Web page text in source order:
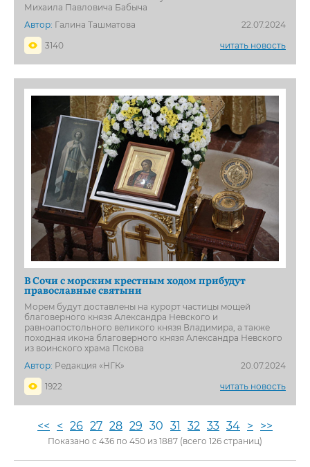
Михаила Павловича Бабыча
Автор: Галина Ташматова
22.07.2024
3140
читать новость
В Сочи с морским крестным ходом прибудут
православные святыни
Морем будут доставлены на курорт частицы мощей
благоверного князя Александра Невского и
равноапостольного великого князя Владимира, а также
походная икона благоверного князя Александра Невского
из воинского храма Пскова
Автор: Редакция «НГК»
20.07.2024
1922
читать новость
<< < 26 27 28 29 30 31 32 33 34 > >>
Показано с 436 по 450 из 1887 (всего 126 страниц)